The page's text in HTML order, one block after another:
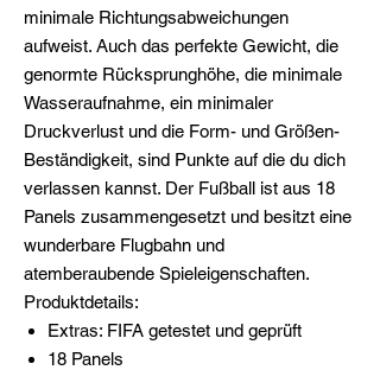
minimale Richtungsabweichungen
aufweist. Auch das perfekte Gewicht, die
genormte Rücksprunghöhe, die minimale
Wasseraufnahme, ein minimaler
Druckverlust und die Form- und Größen-
Beständigkeit, sind Punkte auf die du dich
verlassen kannst. Der Fußball ist aus 18
Panels zusammengesetzt und besitzt eine
wunderbare Flugbahn und
atemberaubende Spieleigenschaften.
Produktdetails:
Extras: FIFA getestet und geprüft
18 Panels